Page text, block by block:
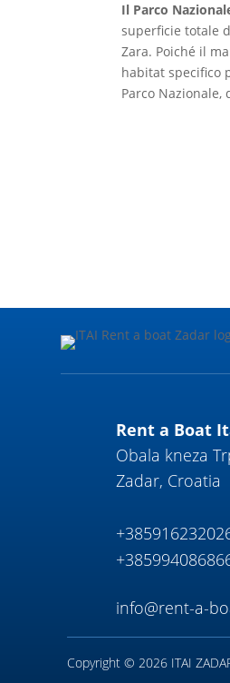
Il Parco
superficie totale
Zara. Poiché il
habitat specifico
Parco
Rent a Boat
Obala kneza
Zadar, Croatia
info@rent-a-
Copyright © 2026 ITAI